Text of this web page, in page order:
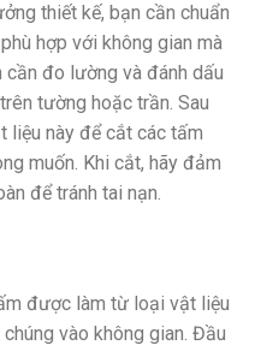
thiết kế, bạn cần chuẩn
hợp với không gian mà
cần đo lường và đánh dấu
tường hoặc trần. Sau
này để cắt các tấm
muốn. Khi cắt, hãy đảm
để tránh tai nạn.
được làm từ loại vật liệu
vào không gian. Đầu